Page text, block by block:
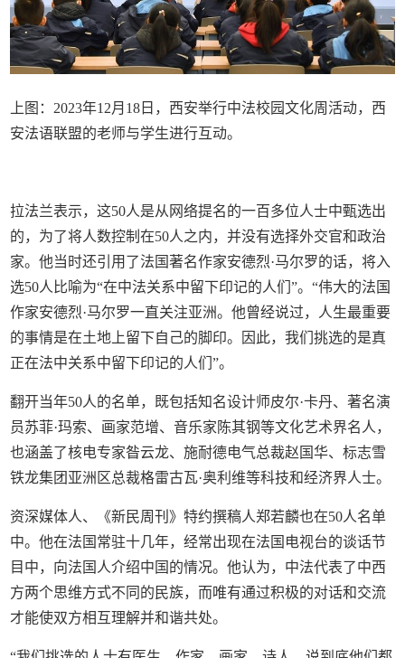
上图：2023年12月18日，西安举行中法校园文化周活动，西
安法语联盟的老师与学生进行互动。
拉法兰表示，这50人是从网络提名的一百多位人士中甄选出
的，为了将人数控制在50人之内，并没有选择外交官和政治
家。他当时还引用了法国著名作家安德烈·马尔罗的话，将入
选50人比喻为“在中法关系中留下印记的人们”。“伟大的法国
作家安德烈·马尔罗一直关注亚洲。他曾经说过，人生最重要
的事情是在土地上留下自己的脚印。因此，我们挑选的是真
正在法中关系中留下印记的人们”。
翻开当年50人的名单，既包括知名设计师皮尔·卡丹、著名演
员苏菲·玛索、画家范增、音乐家陈其钢等文化艺术界名人，
也涵盖了核电专家昝云龙、施耐德电气总裁赵国华、标志雪
铁龙集团亚洲区总裁格雷古瓦·奥利维等科技和经济界人士。
资深媒体人、《新民周刊》特约撰稿人郑若麟也在50人名单
中。他在法国常驻十几年，经常出现在法国电视台的谈话节
目中，向法国人介绍中国的情况。他认为，中法代表了中西
方两个思维方式不同的民族，而唯有通过积极的对话和交流
才能使双方相互理解并和谐共处。